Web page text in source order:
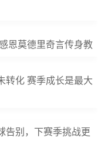
恩莫德里奇言传身教
转化 赛季成长是最大
告别，下赛季挑战更